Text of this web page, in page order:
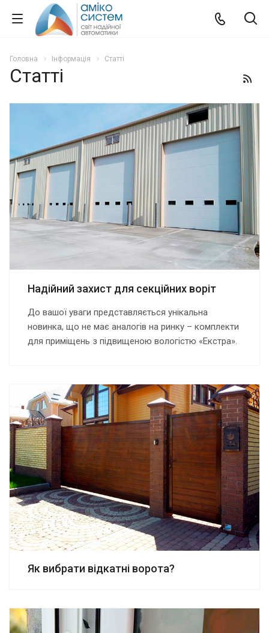
Головна Інформація Статті
Статті
Надійний захист для секційних воріт
До вашої уваги представляється унікальна
новинка, що не має аналогів на ринку – комплекти
для приміщень з підвищеною вологістю «Екстра».
Як вибрати відкатні ворота?